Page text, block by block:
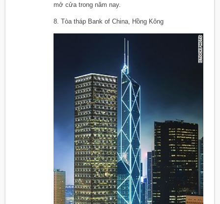
mở cửa trong năm nay.
8. Tòa tháp Bank of China, Hồng Kông